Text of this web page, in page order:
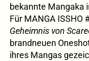
bekannte Mangaka
Für MANGA ISSHO
Geheimnis von
brandneuen
ihres Mangas